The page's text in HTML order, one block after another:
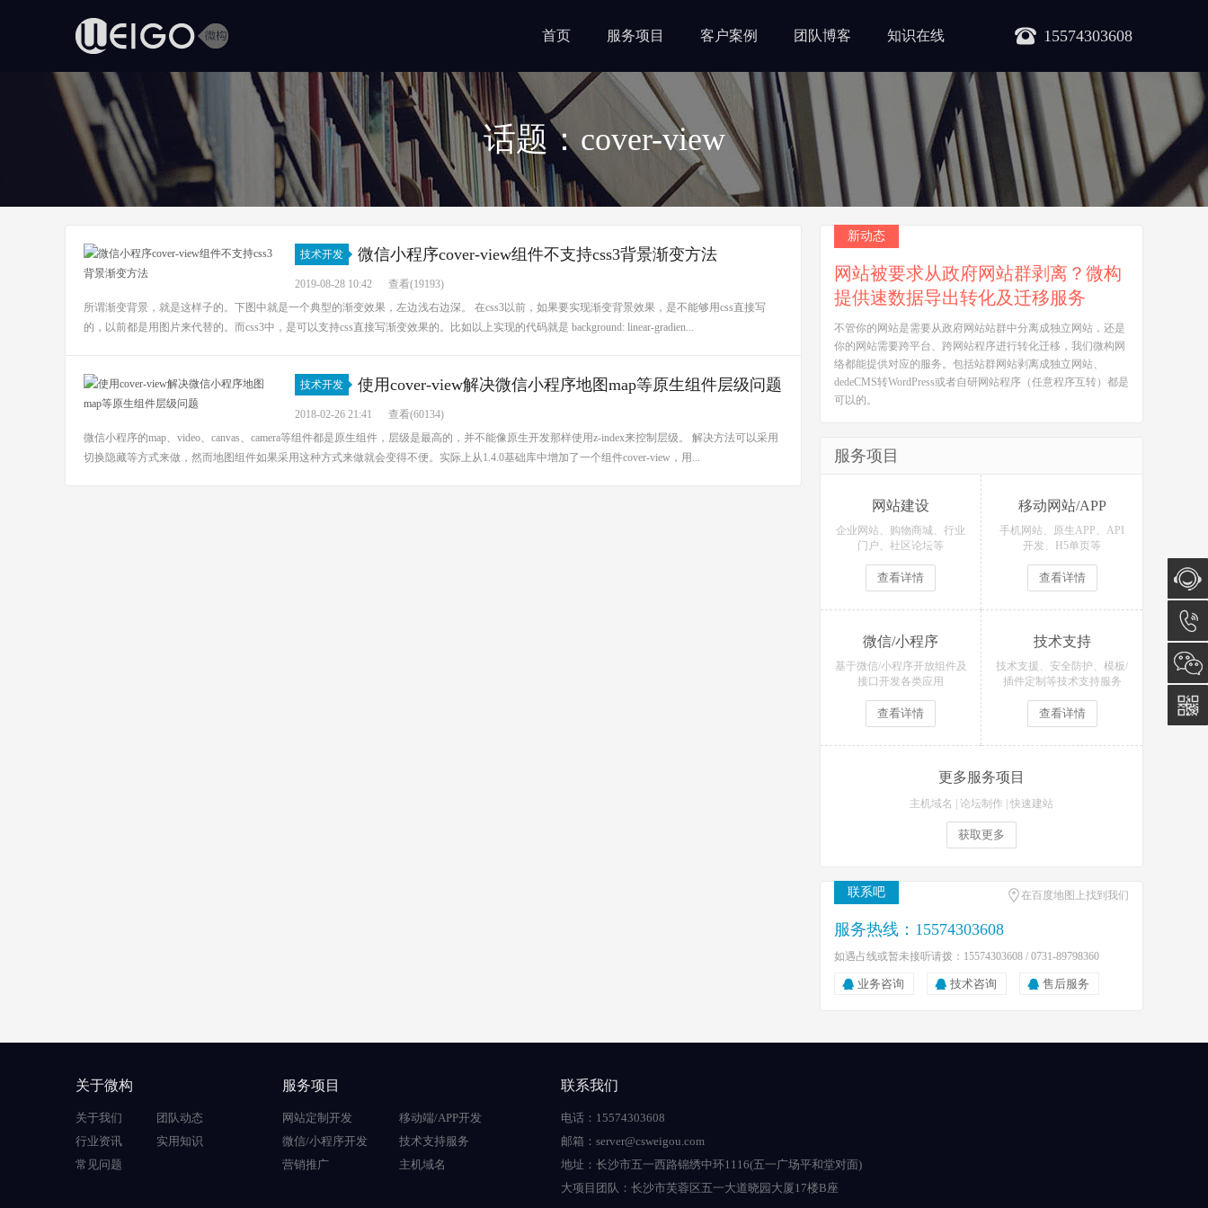
15574303608
首页 服务项目 客户案例 团队博客 知识在线
话题：cover-view
技术开发 微信小程序cover-view组件不支持css3背景渐变方法
2019-08-28 10:42
查看(19193)
所谓渐变背景，就是这样子的。下图中就是一个典型的渐变效果，左边浅右边深。 在css3以前，如果要实现渐变背景效果，是不能够用css直接写
的，以前都是用图片来代替的。而css3中，是可以支持css直接写渐变效果的。比如以上实现的代码就是 background: linear-gradien...
技术开发 使用cover-view解决微信小程序地图map等原生组件层级问题
2018-02-26 21:41
查看(60134)
微信小程序的map、video、canvas、camera等组件都是原生组件，层级是最高的，并不能像原生开发那样使用z-index来控制层级。 解决方法可以采用
切换隐藏等方式来做，然而地图组件如果采用这种方式来做就会变得不便。实际上从1.4.0基础库中增加了一个组件cover-view，用...
新动态
网站被要求从政府网站群剥离？微构
提供速数据导出转化及迁移服务
不管你的网站是需要从政府网站站群中分离成独立网站，还是
你的网站需要跨平台、跨网站程序进行转化迁移，我们微构网
络都能提供对应的服务。包括站群网站剥离成独立网站、
dedeCMS转WordPress或者自研网站程序（任意程序互转）都是
可以的。
服务项目
网站建设
企业网站、购物商城、行业
门户、社区论坛等
查看详情
移动网站/APP
手机网站、原生APP、API
开发、H5单页等
查看详情
微信/小程序
基于微信/小程序开放组件及
接口开发各类应用
查看详情
技术支持
技术支援、安全防护、模板/
插件定制等技术支持服务
查看详情
更多服务项目
主机域名 论坛制作 快速建站
获取更多
联系吧 在百度地图上找到我们
服务热线：15574303608
如遇占线或暂未接听请拨：15574303608 / 0731-89798360
业务咨询 技术咨询 售后服务
关于微构
关于我们
团队动态
行业资讯
实用知识
常见问题
服务项目
网站定制开发
移动端/APP开发
微信/小程序开发
技术支持服务
营销推广
主机域名
联系我们
电话：15574303608
邮箱：server@csweigou.com
地址：长沙市五一西路锦绣中环1116(五一广场平和堂对面)
大项目团队：长沙市芙蓉区五一大道晓园大厦17楼B座
在线咨
询